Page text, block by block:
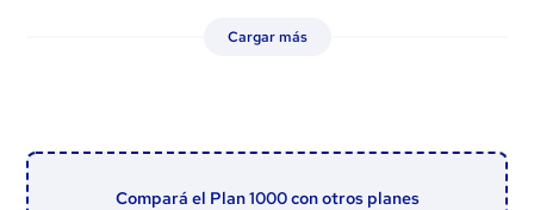
Cargar más
Compará el Plan 1000 con otros planes